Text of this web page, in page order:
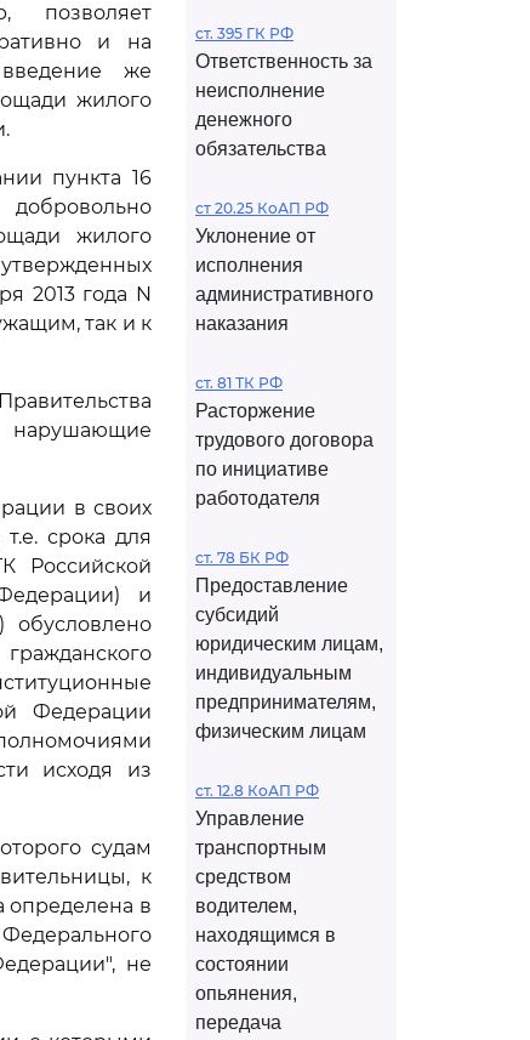
позволяет
и на
же
жилого
пункта 16
жилого
утвержденных
2013 года N
так и к
в своих
срока для
Российской
и
обусловлено
Федерации
исходя из
судам
к
определена в
не
ст. 395 ГК РФ
Ответственность за
неисполнение
денежного
обязательства
ст 20.25 КоАП РФ
Уклонение от
исполнения
административного
наказания
ст. 81 ТК РФ
Расторжение
трудового договора
по инициативе
работодателя
ст. 78 БК РФ
Предоставление
субсидий
юридическим лицам,
индивидуальным
предпринимателям,
физическим лицам
ст. 12.8 КоАП РФ
Управление
транспортным
средством
водителем,
находящимся в
состоянии
опьянения,
передача